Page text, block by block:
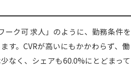
ーク可 求人」のように、勤務条件を
す。CVRが高いにもかかわらず、働
なく、シェアも60.0%にとどまって